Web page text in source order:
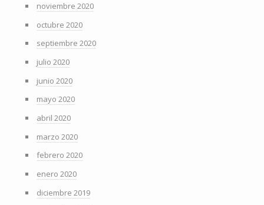
noviembre 2020
octubre 2020
septiembre 2020
julio 2020
junio 2020
mayo 2020
abril 2020
marzo 2020
febrero 2020
enero 2020
diciembre 2019